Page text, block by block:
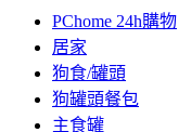
PChome 24h購物
居家
狗食/罐頭
狗罐頭餐包
主食罐